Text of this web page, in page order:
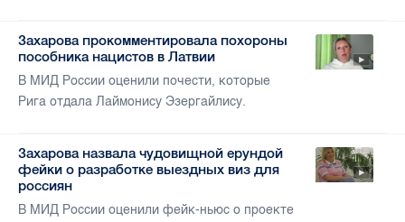
Захарова прокомментировала похороны
пособника нацистов в Латвии
В МИД России оценили почести, которые
Рига отдала Лаймонису Эзергайлису.
Захарова назвала чудовищной ерундой
фейки о разработке выездных виз для
россиян
В МИД России оценили фейк-ньюс о проекте